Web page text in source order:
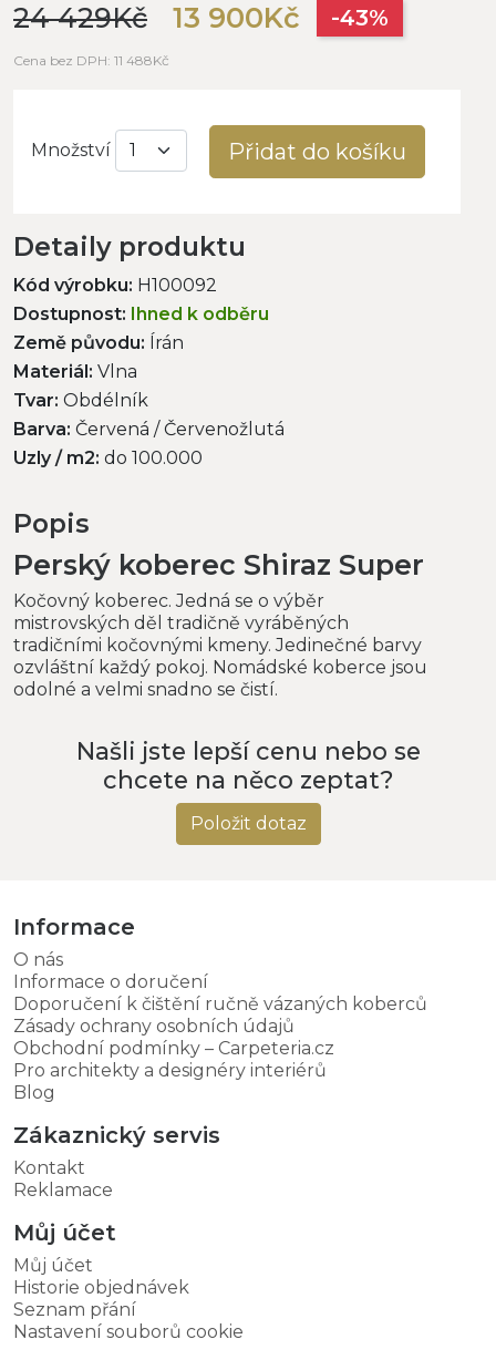
24 429Kč 13 900Kč -43%
Cena bez DPH: 11 488Kč
Množství Přidat do košíku
Detaily produktu
Kód výrobku: H100092
Dostupnost: Ihned k odběru
Země původu: Írán
Materiál: Vlna
Tvar: Obdélník
Barva: Červená / Červenožlutá
Uzly / m2: do 100.000
Popis
Perský koberec Shiraz Super
Kočovný koberec. Jedná se o výběr
mistrovských děl tradičně vyráběných
tradičními kočovnými kmeny. Jedinečné barvy
ozvláštní každý pokoj. Nomádské koberce jsou
odolné a velmi snadno se čistí.
Našli jste lepší cenu nebo se
chcete na něco zeptat?
Položit dotaz
Informace
O nás
Informace o doručení
Doporučení k čištění ručně vázaných koberců
Zásady ochrany osobních údajů
Obchodní podmínky – Carpeteria.cz
Pro architekty a designéry interiérů
Blog
Zákaznický servis
Kontakt
Reklamace
Můj účet
Můj účet
Historie objednávek
Seznam přání
Nastavení souborů cookie